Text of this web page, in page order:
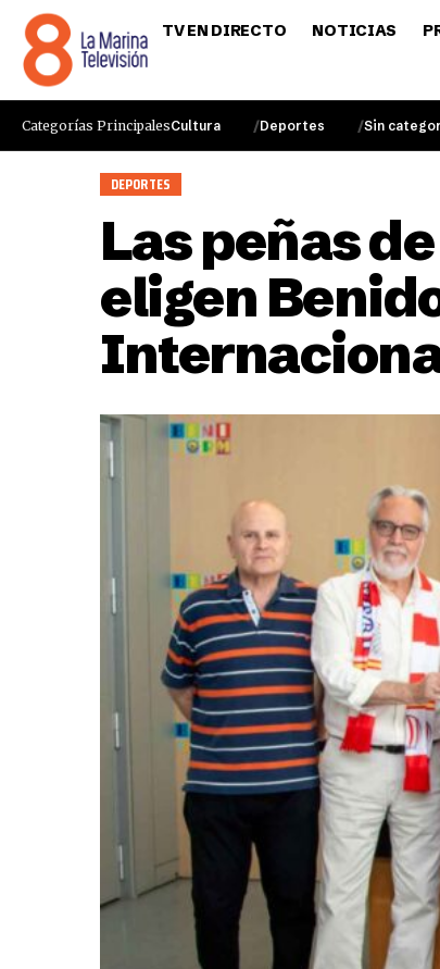
TV EN DIRECTO NOTICIAS
Categorías PrincipalesCultura Deportes Sin
DEPORTES
Las peñas
eligen